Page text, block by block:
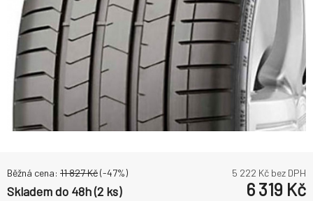
Běžná cena: 11 827Kč(-47%) 5 222 Kč bez DPH
Skladem do 48h (2 ks) 6 319 Kč